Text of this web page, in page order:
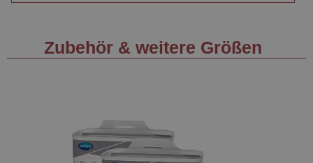
Zubehör & weitere Größen